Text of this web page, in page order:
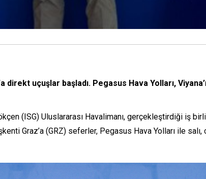
uçuşlar başladı. Pegasus Hava Yolları,
(ISG) Uluslararası Havalimanı, gerçekleştirdiği iş
Graz’a (GRZ) seferler, Pegasus Hava Yolları ile